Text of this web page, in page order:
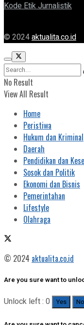
Kode Etik Jurnalistik
© 2024aktualita.co.id
No Result
View All Result
Home
Peristiwa
Hukum dan Kriminal
Daerah
Pendidikan dan
Sosok dan Politik
Ekonomi dan Bisnis
Pemerintahan
Lifestyle
Olahraga
© 2024 aktualita.co.id
Are you sure want to
Unlock left : 0 Yes No